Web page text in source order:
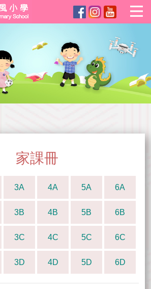
家課冊
3A 4A 5A 6A
3B 4B 5B 6B
3C 4C 5C 6C
3D 4D 5D 6D